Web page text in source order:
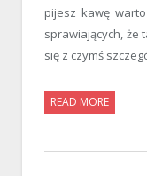
pijesz kawę
sprawiających, że
się z czymś
READ MORE